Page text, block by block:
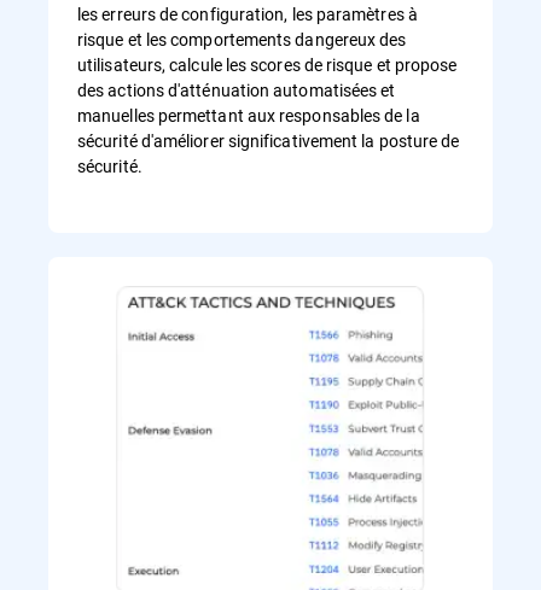
les erreurs de configuration, les paramètres à
risque et les comportements dangereux des
utilisateurs, calcule les scores de risque et propose
des actions d'atténuation automatisées et
manuelles permettant aux responsables de la
sécurité d'améliorer significativement la posture de
sécurité.